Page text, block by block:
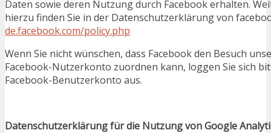
Daten sowie deren Nutzung durch Facebook erhalten.
hierzu finden Sie in der Datenschutzerklärung von
de.facebook.com/policy.php
Wenn Sie nicht wünschen, dass Facebook den Besuch
Facebook-Nutzerkonto zuordnen kann, loggen Sie sich
Facebook-Benutzerkonto aus.
Datenschutzerklärung für die Nutzung von Google